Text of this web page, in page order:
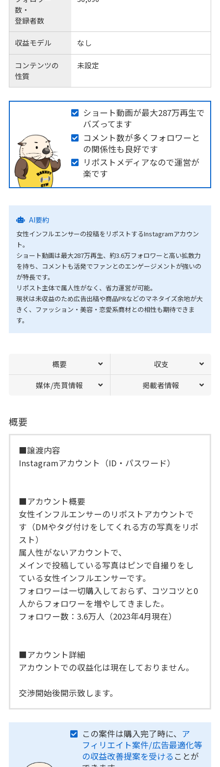
数・
登録者数
収益モデル なし
コンテンツの
性質
未設定
ショート動画が最大287万再生で
バズってます
コメント数が多くフォロワーと
の関係性も良好です
リポストメディアなので運営が
楽です
AI要約
女性インフルエンサーの投稿をリポストするInstagramアカウン
ト。
ショート動画は最大287万再生、約3.6万フォロワーと高い拡散力
を持ち、コメントも活発でファンとのエンゲージメントが強いの
が特長です。
リポスト主体で属人性がなく、省力運営が可能。
現状は未収益のため広告出稿や商品PRなどのマネタイズ余地が大
きく、ファッション・美容・恋愛系商材との相性も期待できま
す。
概要 収支
媒体/売買情報 掲載者情報
概要
■譲渡内容
Instagramアカウント（ID・パスワード）
■アカウント概要
女性インフルエンサーのリポストアカウントで
す（DMやタグ付けをしてくれる方の写真をリポ
スト）
属人性がないアカウントで、
メインで投稿している写真はピンで自撮りをし
ている女性インフルエンサーです。
フォロワーは一切購入しておらず、コツコツと0
人からフォロワーを増やしてきました。
フォロワー数：3.6万人（2023年4月現在）
■アカウント詳細
アカウントでの収益化は現在しておりません。
交渉開始後開示致します。
この案件は購入完了時に、 ア
フィリエイト案件/広告最適化等
の収益改善提案を受ける ことが